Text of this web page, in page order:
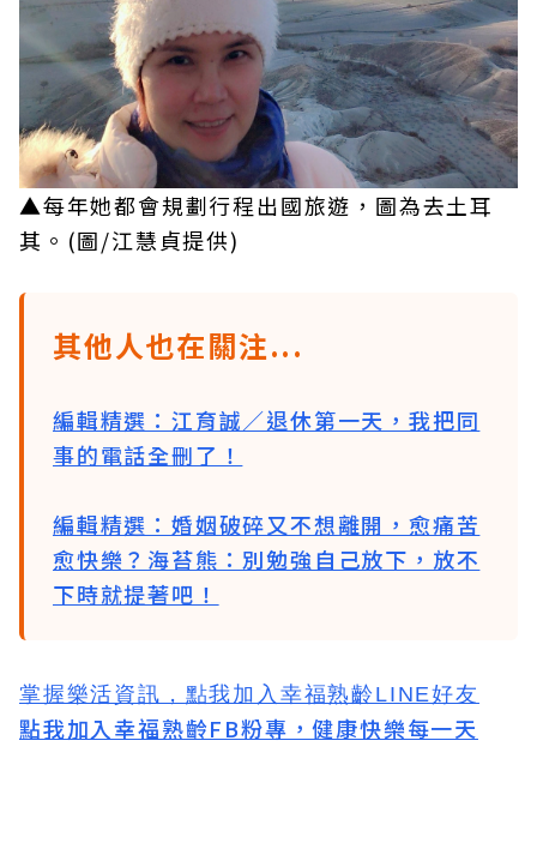
▲每年她都會規劃行程出國旅遊，圖為去土耳
其。(圖/江慧貞提供)
其他人也在關注...
編輯精選：江育誠／退休第一天，我把同
事的電話全刪了！
編輯精選：婚姻破碎又不想離開，愈痛苦
愈快樂？海苔熊：別勉強自己放下，放不
下時就提著吧！
掌握樂活資訊， 點我加入 幸福熟齡LINE好友
點我加入幸福熟齡FB粉專，健康快樂每一天